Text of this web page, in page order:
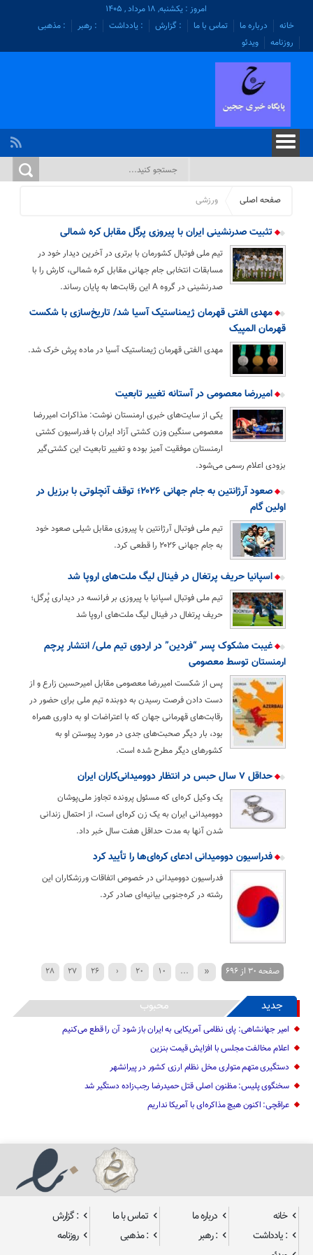
امروز : یکشنبه, ۱۸ مرداد , ۱۴۰۵
خانه
درباره ما تماس با ما : گزارش : یادداشت : رهبر
: مذهبی
روزنامه
ویدئو
صفحه اصلی ورزشی
تثبیت صدرنشینی ایران با پیروزی پرگل مقابل کره شمالی
تیم ملی فوتبال کشورمان با برتری در آخرین دیدار خود در
مسابقات انتخابی جام جهانی مقابل کره شمالی، کارش را با
صدرنشینی در گروه A این رقابت‌ها به پایان رساند.
مهدی الفتی قهرمان ژیمناستیک آسیا شد/ تاریخ‌سازی با شکست
قهرمان المپیک
مهدی الفتی قهرمان ژیمناستیک آسیا در ماده پرش خرک شد.
امیررضا معصومی در آستانه تغییر تابعیت
یکی از سایت‌های خبری ارمنستان نوشت: مذاکرات امیررضا
معصومی سنگین وزن کشتی آزاد ایران با فدراسیون کشتی
ارمنستان موفقیت آمیز بوده و تغییر تابعیت این کشتی‌گیر
بزودی اعلام رسمی می‌شود.
صعود آرژانتین به جام جهانی ۲۰۲۶؛ توقف آنچلوتی با برزیل در
اولین گام
تیم ملی فوتبال آرژانتین با پیروزی مقابل شیلی صعود خود
به جام جهانی ۲۰۲۶ را قطعی کرد.
اسپانیا حریف پرتغال در فینال لیگ ملت‌های اروپا شد
تیم ملی فوتبال اسپانیا با پیروزی بر فرانسه در دیداری پُرگل؛
حریف پرتغال در فینال لیگ ملت‌های اروپا شد
غیبت مشکوک پسر “فردین” در اردوی تیم ملی/ انتشار پرچم
ارمنستان توسط معصومی
پس از شکست امیررضا معصومی مقابل امیرحسین زارع و از
دست دادن فرصت رسیدن به دوبنده تیم ملی برای حضور در
رقابت‌های قهرمانی جهان که با اعتراضات او به داوری همراه
بود، بار دیگر صحبت‌های جدی در مورد پیوستن او به
کشورهای دیگر مطرح شده است.
حداقل ۷ سال حبس در انتظار دوومیدانی‌کاران ایران
یک وکیل کره‌ای که مسئول پرونده تجاوز ملی‌پوشان
دوومیدانی ایران به یک زن کره‌ای است، از احتمال زندانی
شدن آنها به مدت حداقل هفت سال خبر داد.
فدراسیون دوومیدانی ادعای کره‌‌ای‌ها را تأیید کرد
فدراسیون دوومیدانی در خصوص اتفاقات ورزشکاران این
رشته در کره‌جنوبی بیانیه‌ای صادر کرد.
صفحه 30 از 696 «
...
10
20
‹
26
27
28
29
30
31
32
33
34
35
›
40
50
60
...
»
جدید محبوب
امیر جهانشاهی: پای نظامی آمریکایی به ایران باز شود آن را قطع می‌کنیم
اعلام مخالفت مجلس با افزایش قیمت بنزین
دستگیری متهم متواری مخل نظام ارزی کشور در پیرانشهر
سخنگوی پلیس: مظنون اصلی قتل حمیدرضا رجب‌زاده دستگیر شد
عراقچی: اکنون هیچ مذاکره‌ای با آمریکا نداریم
خانه درباره ما تماس با ما
: گزارش
: یادداشت
: رهبر : مذهبی
روزنامه